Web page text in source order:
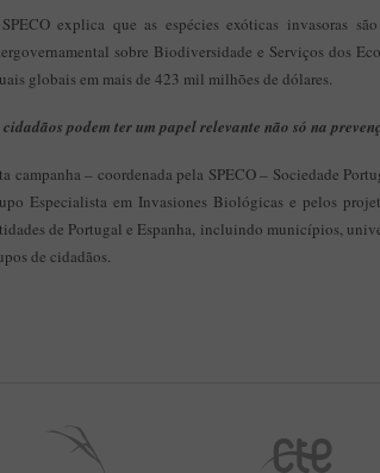
explica que as espécies exóticas invasoras
sobre Biodiversidade e Serviços dos
globais em mais de 423 mil milhões de dólares.
cidadãos podem ter um papel relevante não só na
campanha – coordenada pela SPECO – Sociedade
Especialista em Invasiones Biológicas e pelos
de Portugal e Espanha, incluindo municípios,
de cidadãos.